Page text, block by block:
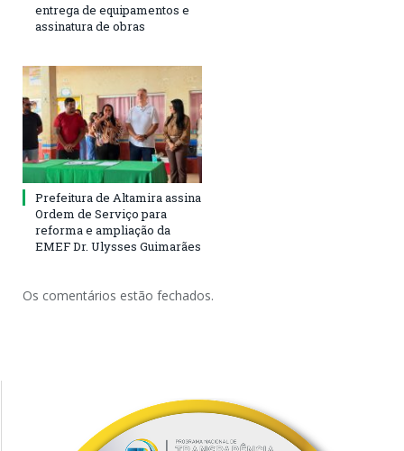
entrega de equipamentos e
assinatura de obras
Prefeitura de Altamira assina
Ordem de Serviço para
reforma e ampliação da
EMEF Dr. Ulysses Guimarães
Os comentários estão fechados.